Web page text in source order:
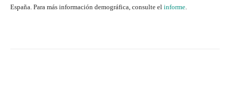
España. Para más información demográfica, consulte el informe.